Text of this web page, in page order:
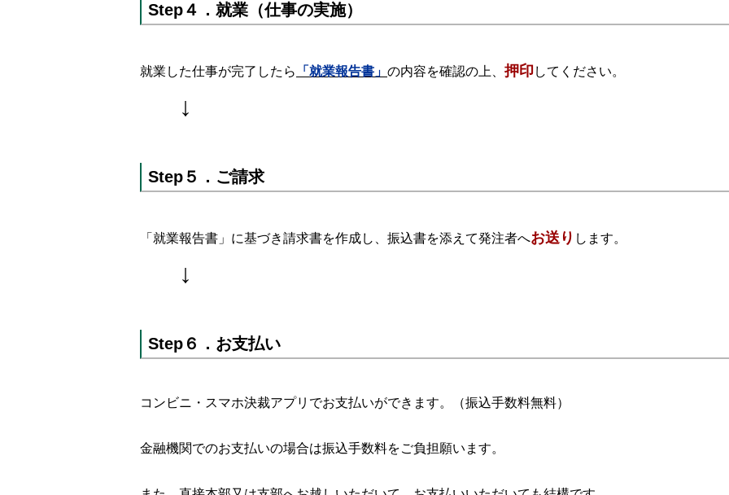
Step４．就業（仕事の実施）
就業した仕事が完了したら 「就業報告書」 の内容を確認の上、 押印してください。
↓
Step５．ご請求
「就業報告書」に基づき請求書を作成し、振込書を添えて発注者へお送り します。
↓
Step６．お支払い
コンビニ・スマホ決裁アプリでお支払いができます。（振込手数料無料）
金融機関でのお支払いの場合は振込手数料をご負担願います。